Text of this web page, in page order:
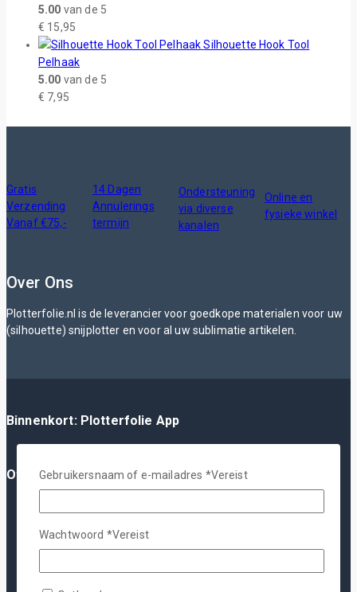
5.00 van de 5
€ 15,95
Silhouette Hook Tool
Pelhaak
5.00 van de 5
€ 7,95
Gratis
Verzending
Vanaf €75,-
14 Dagen
Annulerings
termijn
Ondersteuning
via diverse
kanalen
Online en
fysieke winkel
Over Ons
Plotterfolie.nl is de leverancier voor goedkope materialen voor uw
(silhouette) snijplotter en voor al uw sublimatie artikelen.
Binnenkort: Plotterfolie App
Over Ons
Blog
Contact
Gebruikersnaam of e-mailadres *Vereist
Wachtwoord *Vereist